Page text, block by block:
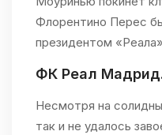
Флорентино Перес
президентом
ФК Реал
Несмотря на
так и не удалось